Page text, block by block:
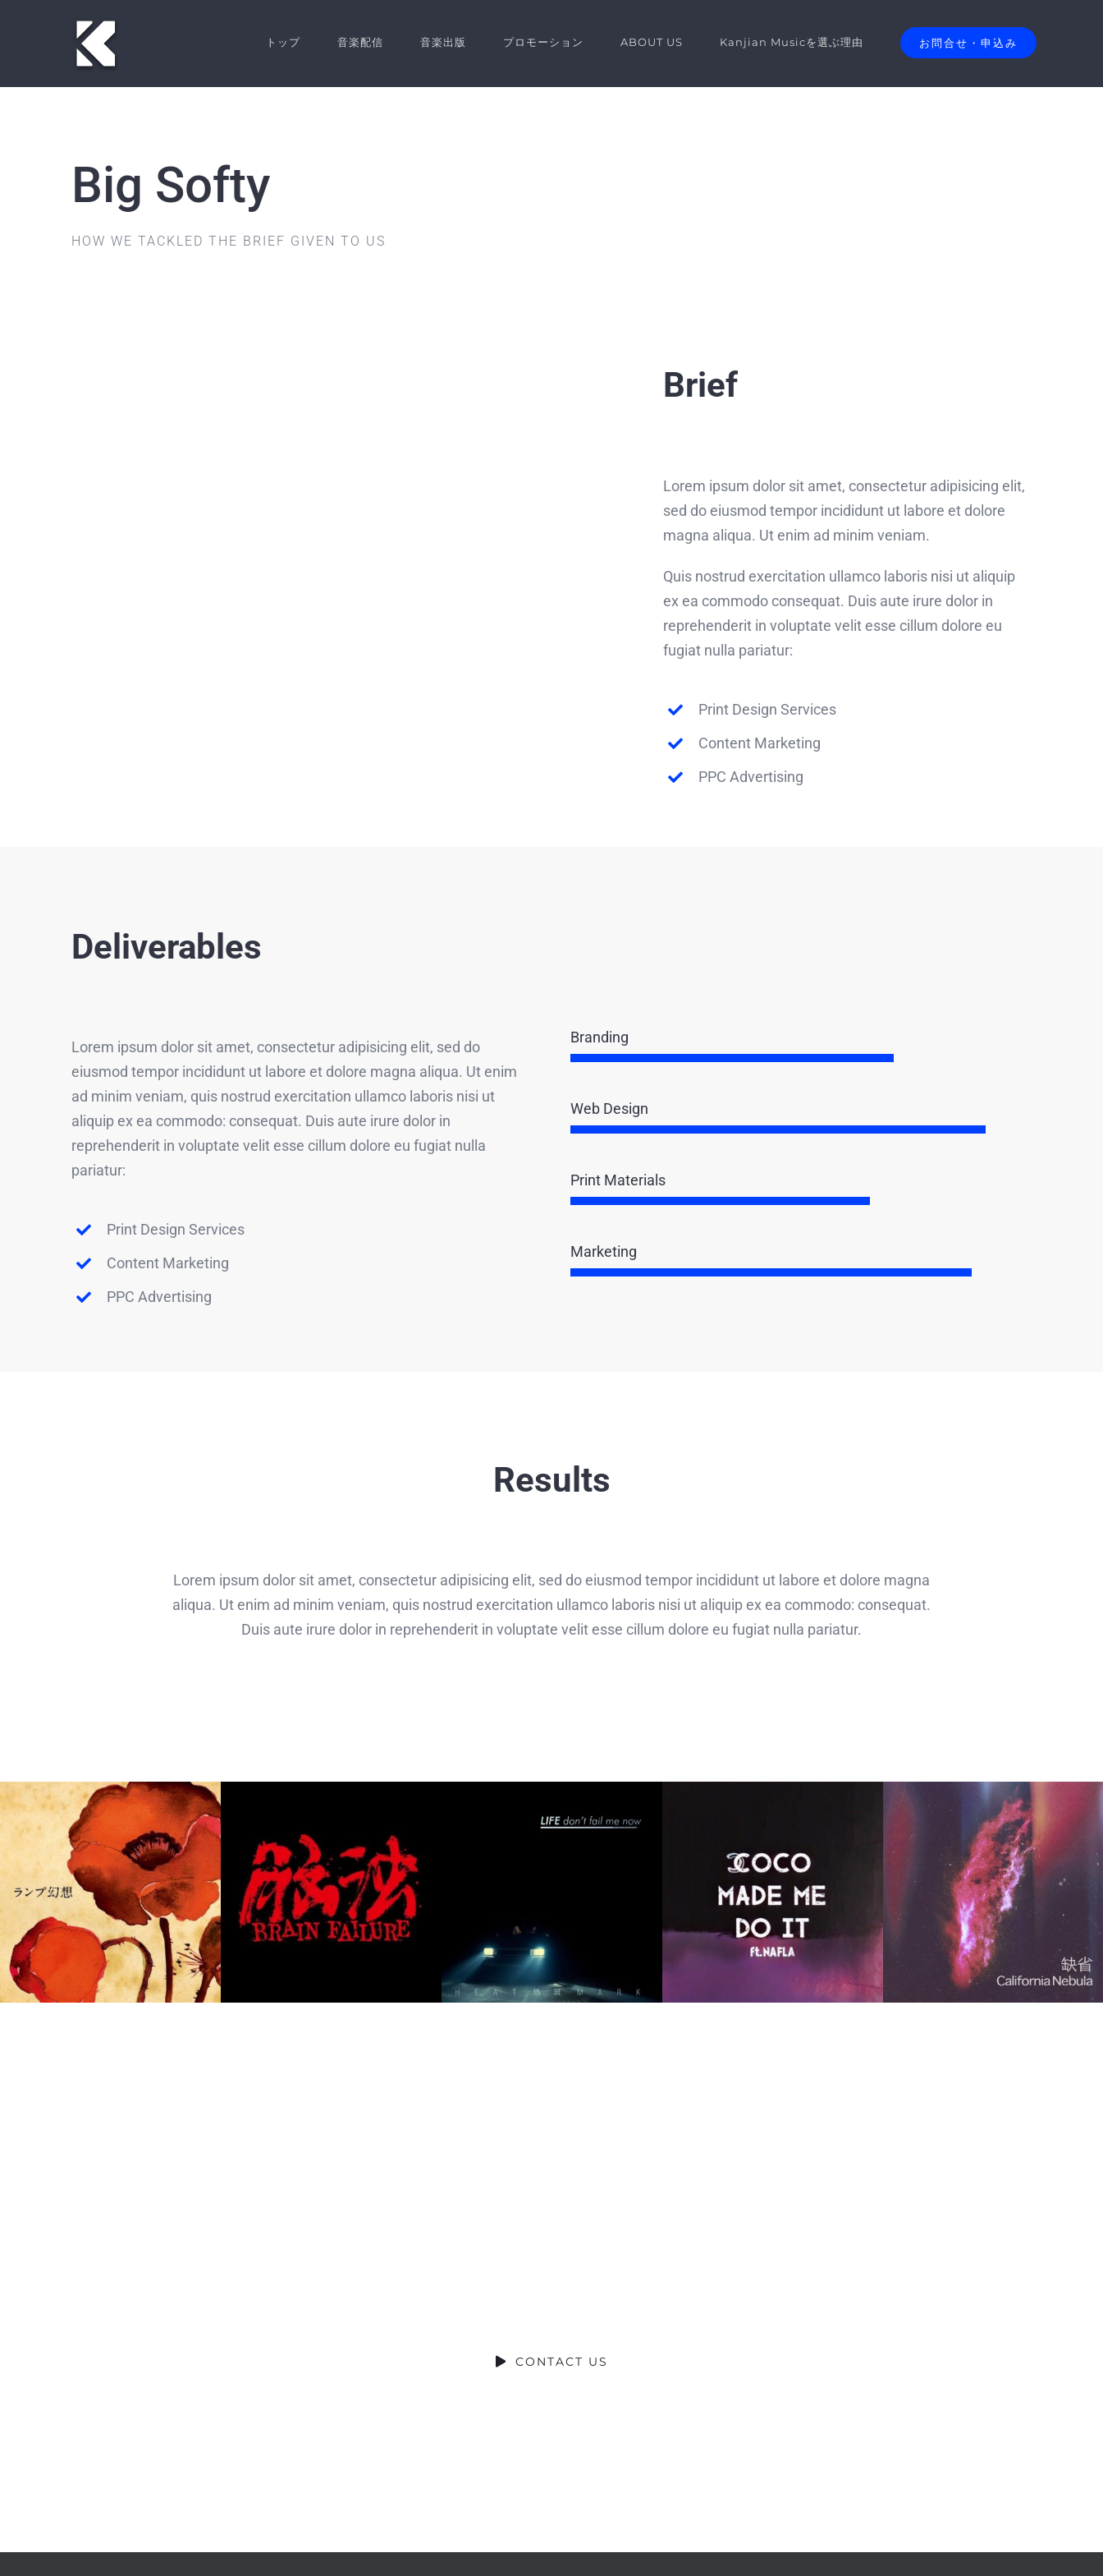
トップ 音楽配信 音楽出版 プロモーション ABOUT US Kanjian Musicを選ぶ理由 お問合せ・申込み
Big Softy
HOW WE TACKLED THE BRIEF GIVEN TO US
Brief
Lorem ipsum dolor sit amet, consectetur adipisicing elit,
sed do eiusmod tempor incididunt ut labore et dolore
magna aliqua. Ut enim ad minim veniam.
Quis nostrud exercitation ullamco laboris nisi ut aliquip
ex ea commodo consequat. Duis aute irure dolor in
reprehenderit in voluptate velit esse cillum dolore eu
fugiat nulla pariatur:
Print Design Services
Content Marketing
PPC Advertising
Deliverables
Lorem ipsum dolor sit amet, consectetur adipisicing elit, sed do
eiusmod tempor incididunt ut labore et dolore magna aliqua. Ut enim
ad minim veniam, quis nostrud exercitation ullamco laboris nisi ut
aliquip ex ea commodo: consequat. Duis aute irure dolor in
reprehenderit in voluptate velit esse cillum dolore eu fugiat nulla
pariatur:
Print Design Services
Content Marketing
PPC Advertising
Branding
Web Design
Print Materials
Marketing
Results
Lorem ipsum dolor sit amet, consectetur adipisicing elit, sed do eiusmod tempor incididunt ut labore et dolore magna
aliqua. Ut enim ad minim veniam, quis nostrud exercitation ullamco laboris nisi ut aliquip ex ea commodo: consequat.
Duis aute irure dolor in reprehenderit in voluptate velit esse cillum dolore eu fugiat nulla pariatur.
CONTACT US